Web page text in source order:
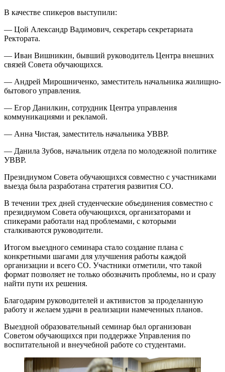
В качестве спикеров выступили:
— Цой Александр Вадимович, секретарь секретариата
Ректората.
— Иван Вишникин, бывший руководитель Центра внешних
связей Совета обучающихся.
— Андрей Мирошниченко, заместитель начальника жилищно-
бытового управления.
— Егор Данилкин, сотрудник Центра управления
коммуникациями и рекламой.
— Анна Чистая, заместитель начальника УВВР.
— Данила Зубов, начальник отдела по молодежной политике
УВВР.
Президиумом Совета обучающихся совместно с участниками
выезда была разработана стратегия развития СО.
В течении трех дней студенческие объединения совместно с
президиумом Совета обучающихся, организаторами и
спикерами работали над проблемами, с которыми
сталкиваются руководители.
Итогом выездного семинара стало создание плана с
конкретными шагами для улучшения работы каждой
организации и всего СО. Участники отметили, что такой
формат позволяет не только обозначить проблемы, но и сразу
найти пути их решения.
Благодарим руководителей и активистов за проделанную
работу и желаем удачи в реализации намеченных планов.
Выездной образовательный семинар был организован
Советом обучающихся при поддержке Управления по
воспитательной и внеучебной работе со студентами.